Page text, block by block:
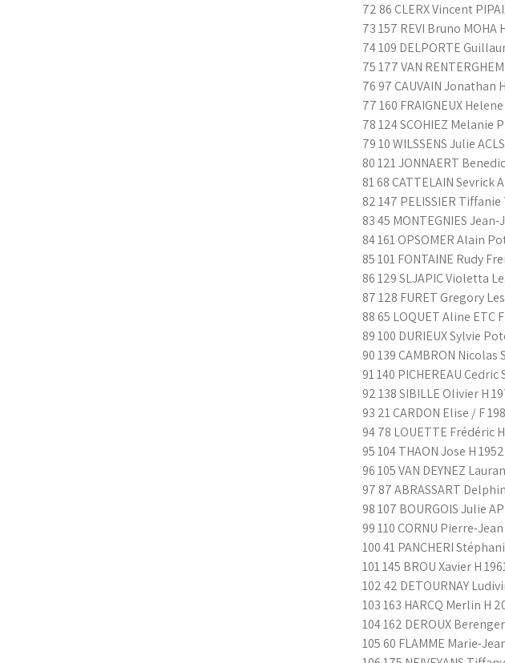
72 86 CLERX Vincent
73 157 REVI Bruno MOHA
74 109 DELPORTE
75 177 VAN
76 97 CAUVAIN Jonathan
77 160 FRAIGNEUX
78 124 SCOHIEZ Melanie
79 10 WILSSENS Julie
80 121 JONNAERT
81 68 CATTELAIN Sevrick
82 147 PELISSIER Tiffanie
83 45 MONTEGNIES
84 161 OPSOMER Alain
85 101 FONTAINE Rudy
86 129 SLJAPIC Violetta
87 128 FURET Gregory
88 65 LOQUET Aline ETC
89 100 DURIEUX Sylvie
90 139 CAMBRON Nicolas
91 140 PICHEREAU
92 138 SIBILLE Olivier H
93 21 CARDON Elise / F
94 78 LOUETTE Frédéric
95 104 THAON Jose H
96 105 VAN DEYNEZ
97 87 ABRASSART
98 107 BOURGOIS Julie
99 110 CORNU Pierre-
100 41 PANCHERI
101 145 BROU Xavier H
102 42 DETOURNAY
103 163 HARCQ Merlin H
104 162 DEROUX
105 60 FLAMME Marie-